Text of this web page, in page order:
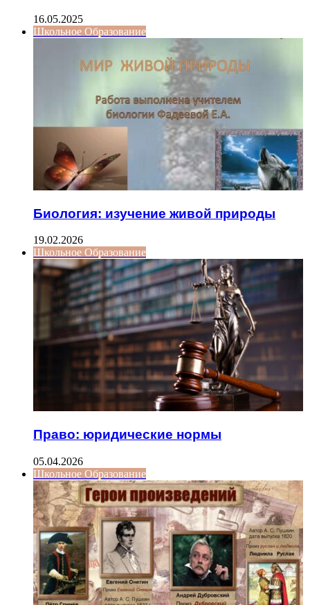
16.05.2025
Школьное Образование
Биология: изучение живой природы
19.02.2026
Школьное Образование
Право: юридические нормы
05.04.2026
Школьное Образование